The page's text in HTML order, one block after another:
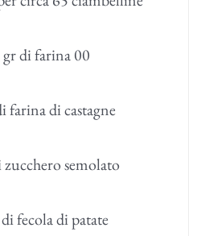
di farina 00
farina di castagne
zucchero semolato
fecola di patate